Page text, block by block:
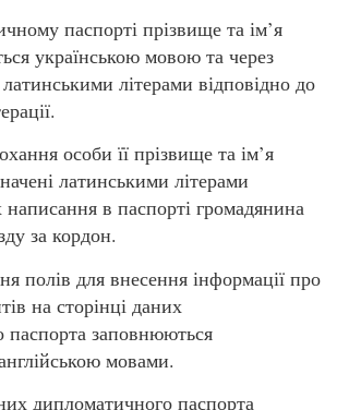
паспорті прізвище та ім’я
українською мовою та через
літерами відповідно до
особи її прізвище та ім’я
латинськими літерами
написання в паспорті громадянина
за кордон.
полів для внесення інформації про
на сторінці даних
паспорта заповнюються
мовами.
дипломатичного паспорта